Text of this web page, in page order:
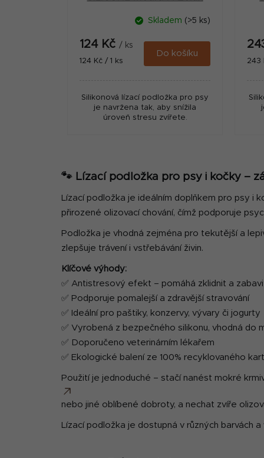
Skladem (>5 ks)
124 Kč / ks
Měrná
124 Kč / 1 ks
Do košíku
Silikonová lízací podložka pro psy
je navržena tak, aby snížila
úroveň stresu zvířete.
243
🐾 Lízací podložka pro psy i kočky –
Lízací podložka je ideálním doplňkem pro psy i
přirozené olizovací chování, čímž podporuje
Podložka je vhodná zejména pro tekutější a
zlepšuje trávení i vstřebávání živin.
Klíčové výhody:
✅ Antistresový efekt – pomáhá zklidnit a
✅ Podporuje pomalejší a zdravější stravování
✅ Ideální pro paštiky, konzervy, vývary či jogurty
✅ Vyrobená z bezpečného silikonu, vhodná do
✅ Doporučeno veterinárním lékařem
✅ Ekologické balení ze 100% recyklovaného
Použití je jednoduché – stačí nanést mokré
nebo jiné oblíbené dobroty, a nechat zvíře
Lízací podložka je dostupná v různých barvách